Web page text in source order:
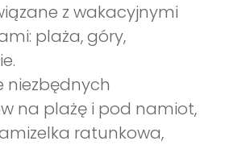
z wakacyjnymi
plaża, góry,
niezbędnych
na plażę i pod namiot,
ratunkowa,